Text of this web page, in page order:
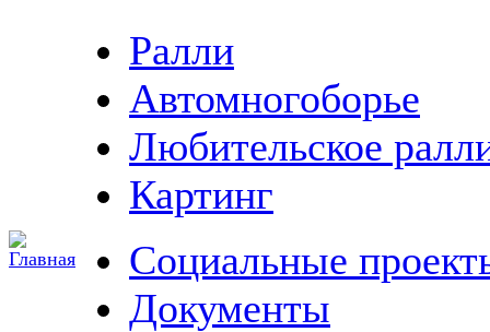
Ралли
Автомногоборье
Любительское
Картинг
Социальные
Документы